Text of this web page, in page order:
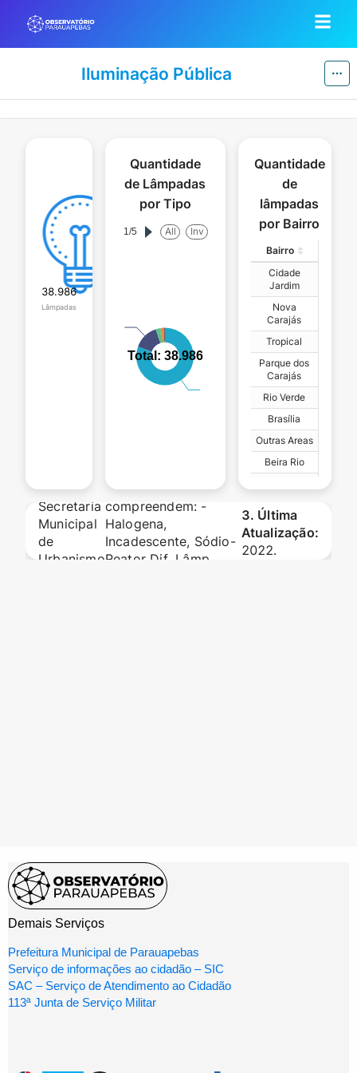
Demais Serviços
Prefeitura Municipal de Parauapebas
Serviço de informações ao cidadão – SIC
SAC – Serviço de Atendimento ao Cidadão
113ª Junta de Serviço Militar